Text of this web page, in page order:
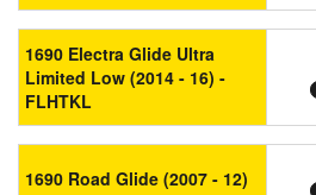
1690 Electra Glide Ultra
Limited Low (2014 - 16) -
FLHTKL
1690 Road Glide (2007 - 12)